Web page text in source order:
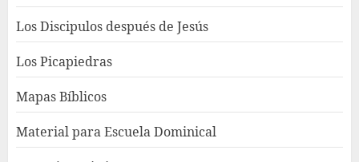
Los Discipulos después de Jesús
Los Picapiedras
Mapas Bíblicos
Material para Escuela Dominical